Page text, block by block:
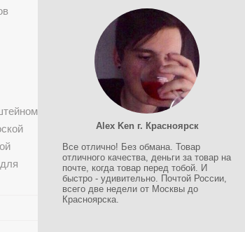
Alex Ken г. Красноярск
Все отлично! Без обмана. Товар
отличного качества, деньги за товар на
почте, когда товар перед тобой. И
быстро - удивительно. Почтой России,
всего две недели от Москвы до
Красноярска.